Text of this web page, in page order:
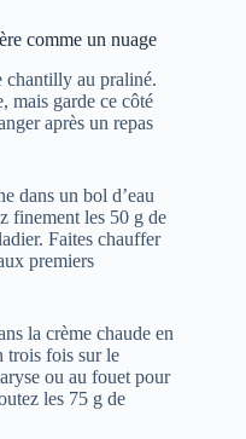
comme un nuage
chantilly au praliné.
mais garde ce côté
après un repas
dans un bol d’eau
finement les 50 g de
Faites chauffer
premiers
la crème chaude en
trois fois sur le
ou au fouet pour
les 75 g de